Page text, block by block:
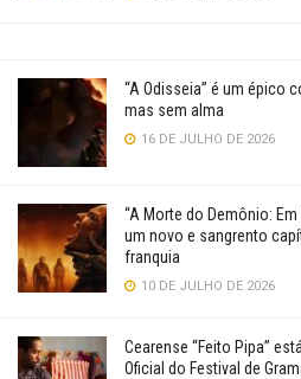
“A Odisseia” é um épico
mas sem alma
16 DE JULHO DE 2026
“A Morte do Demônio: Em
um novo e sangrento
franquia
10 DE JULHO DE 2026
Cearense “Feito Pipa”
Oficial do Festival de